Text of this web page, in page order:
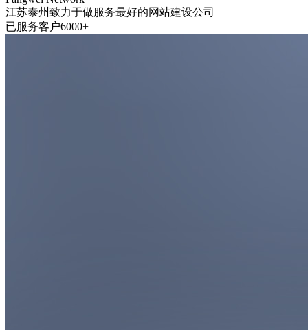
江苏泰州致力于做服务最好的网站建设公司
已服务客户6000+